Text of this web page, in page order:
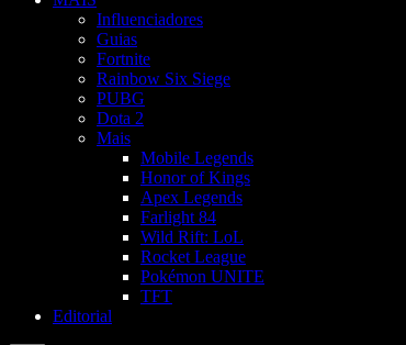
Influenciadores
Guias
Fortnite
Rainbow Six Siege
PUBG
Dota 2
Mais
Mobile Legends
Honor of Kings
Apex Legends
Farlight 84
Wild Rift: LoL
Rocket League
Pokémon UNITE
TFT
Editorial